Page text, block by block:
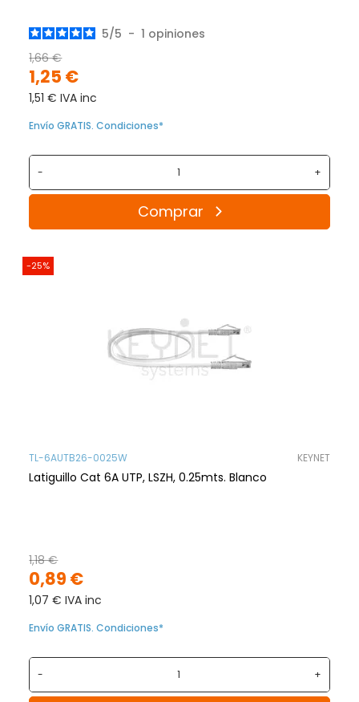
5/5 - 1 opiniones
1,25 €
1,66 €
1,51 € IVA inc
Envío GRATIS. Condiciones*
- +
Comprar
-25%
TL-6AUTB26-0025W KEYNET
Latiguillo Cat 6A UTP, LSZH, 0.25mts. Blanco
0,89 €
1,18 €
1,07 € IVA inc
Envío GRATIS. Condiciones*
- +